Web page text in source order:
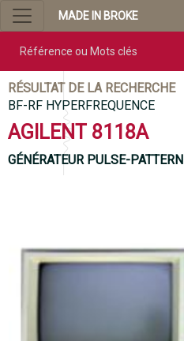
MADE IN BROKE
RÉSULTAT DE LA RECHERCHE
BF-RF HYPERFREQUENCE
AGILENT 8118A
GÉNÉRATEUR PULSE-PATTERN